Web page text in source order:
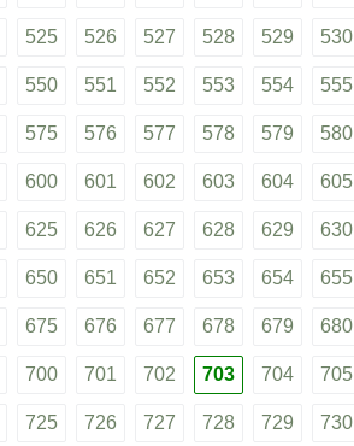
525 526 527 528 529 530
550 551 552 553 554 555
575 576 577 578 579 580
600 601 602 603 604 605
625 626 627 628 629 630
650 651 652 653 654 655
675 676 677 678 679 680
700 701 702 703 704 705
725 726 727 728 729 730